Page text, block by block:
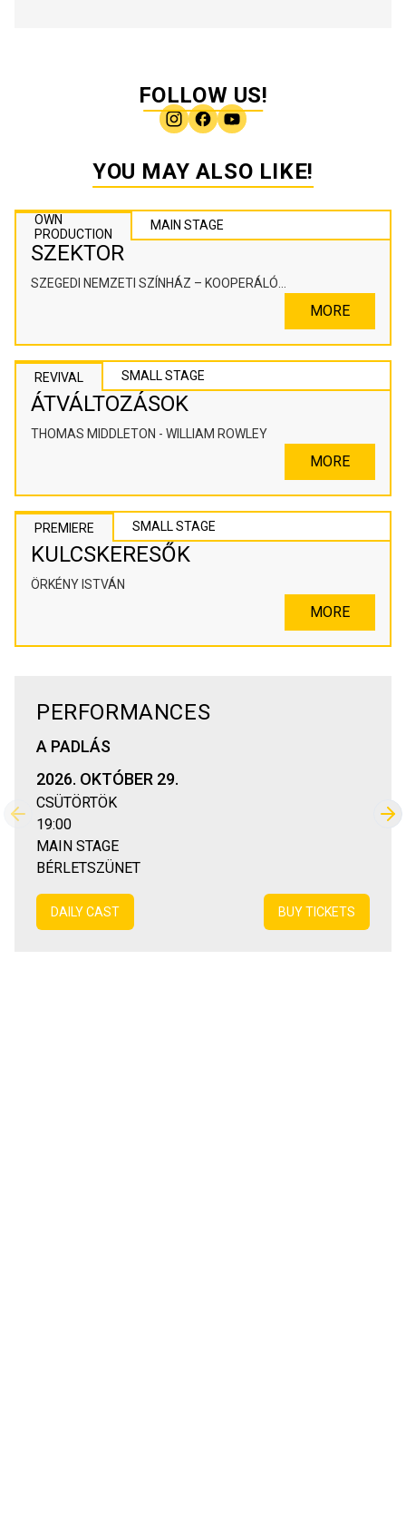
FOLLOW US!
YOU MAY ALSO LIKE!
OWN
PRODUCTION
MAIN STAGE
SZEKTOR
SZEGEDI NEMZETI SZÍNHÁZ – KOOPERÁLÓ
MORE
REVIVAL SMALL STAGE
ÁTVÁLTOZÁSOK
THOMAS MIDDLETON - WILLIAM ROWLEY
MORE
PREMIERE SMALL STAGE
KULCSKERESŐK
ÖRKÉNY ISTVÁN
MORE
PERFORMANCES
A PADLÁS
2026. OKTÓBER 29.
CSÜTÖRTÖK
19:00
MAIN STAGE
BÉRLETSZÜNET
DAILY CAST BUY TICKETS
Previous slide